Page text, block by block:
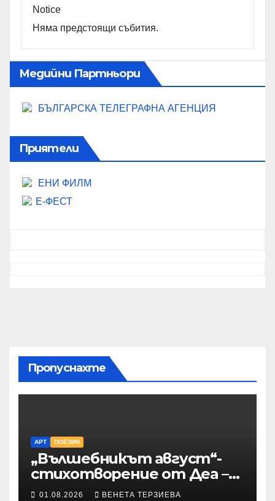
Notice
Няма предстоящи събития.
Медийни Партньори
БЪЛГАРСКА ТЕЛЕГРАФНА АГЕНЦИЯ
Приятели
ЕНИ ФИЛМ
Е-ФЕСТ
Пропуснахте
АРТ ПОЕЗИЯ
„Вълшебникът август“-
стихотворение от Деа –
Десислава Иванова
01.08.2026 ВЕНЕТА ТЕРЗИЕВА